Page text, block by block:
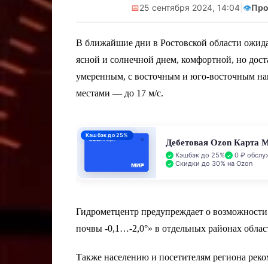
📅25 сентября 2024, 14:04 👁️
В ближайшие дни в Ростовской области
ясной и солнечной днем, комфортной, но
умеренным, с восточным и юго-восточным
местами — до 17 м/с.
Кэшбэк до 25%
Дебетовая Ozon Карта
Кэшбэк до 25%
0 ₽
Скидки до 30% на Ozon
Гидрометцентр предупреждает о
почвы -0,1…-2,0°» в отдельных районах
Также населению и посетителям региона